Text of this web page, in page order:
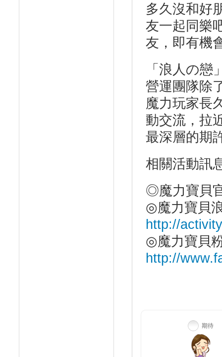
多久沒和好
友一起同樂
友，即有機
「浪人の
營運團隊除
魔力玩家長
動交流，拉
最深層的期
相關活動訊
◎魔力寶貝
◎魔力寶貝
http://
◎魔力寶貝
http://
期待